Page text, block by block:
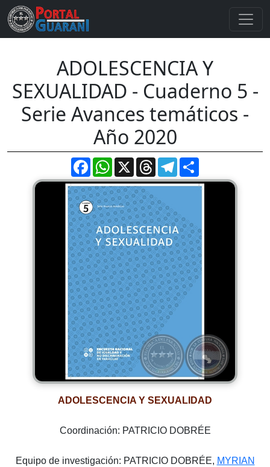
ADOLESCENCIA Y
SEXUALIDAD - Cuaderno 5 -
Serie Avances temáticos -
Año 2020
FacebookWhatsApp
X ThreadsTelegram
ADOLESCENCIA Y SEXUALIDAD
Coordinación: PATRICIO DOBRÉE
Equipo de investigación: PATRICIO DOBRÉE, MYRIAN